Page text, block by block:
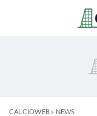
CALCIOWEB» NEWS